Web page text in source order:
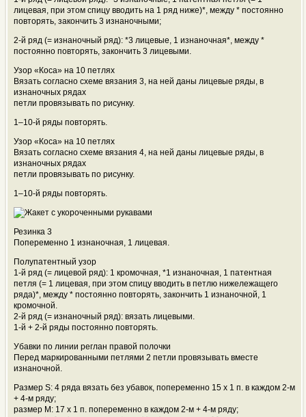
лицевая, при этом спицу вводить на 1 ряд ниже)*, между * постоянно
повторять, закончить 3 изнаночными;
2-й ряд (= изнаночный ряд): *3 лицевые, 1 изнаночная*, между *
постоянно повторять, закончить 3 лицевыми.
Узор «Коса» на 10 петлях
Вязать согласно схеме вязания 3, на ней даны лицевые ряды, в
изнаночных рядах
петли провязывать по рисунку.
1–10-й ряды повторять.
Узор «Коса» на 10 петлях
Вязать согласно схеме вязания 4, на ней даны лицевые ряды, в
изнаночных рядах
петли провязывать по рисунку.
1–10-й ряды повторять.
Резинка 3
Попеременно 1 изнаночная, 1 лицевая.
Полупатентный узор
1-й ряд (= лицевой ряд): 1 кромочная, *1 изнаночная, 1 патентная
петля (= 1 лицевая, при этом спицу вводить в петлю нижележащего
ряда)*, между * постоянно повторять, закончить 1 изнаночной, 1
кромочной.
2-й ряд (= изнаночный ряд): вязать лицевыми.
1-й + 2-й ряды постоянно повторять.
Убавки по линии реглан правой полочки
Перед маркированными петлями 2 петли провязывать вместе
изнаночной.
Размер S: 4 ряда вязать без убавок, попеременно 15 х 1 п. в каждом 2-м
+ 4-м ряду;
размер М: 17 х 1 п. попеременно в каждом 2-м + 4-м ряду;